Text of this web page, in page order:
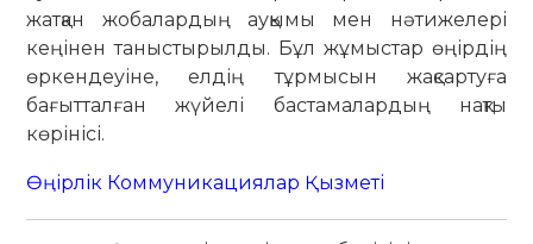
жатқан жобалардың ауқымы мен нәтижелері
кеңінен таныстырылды. Бұл жұмыстар өңірдің
өркендеуіне, елдің тұрмысын жақсартуға
бағытталған жүйелі бастамалардың нақты
көрінісі.
Өңірлік Коммуникациялар Қызметі